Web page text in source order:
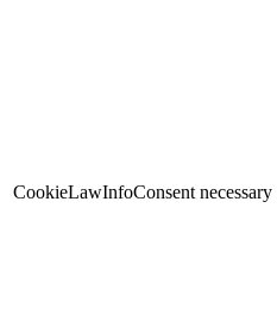
CookieLawInfoConsent necessary